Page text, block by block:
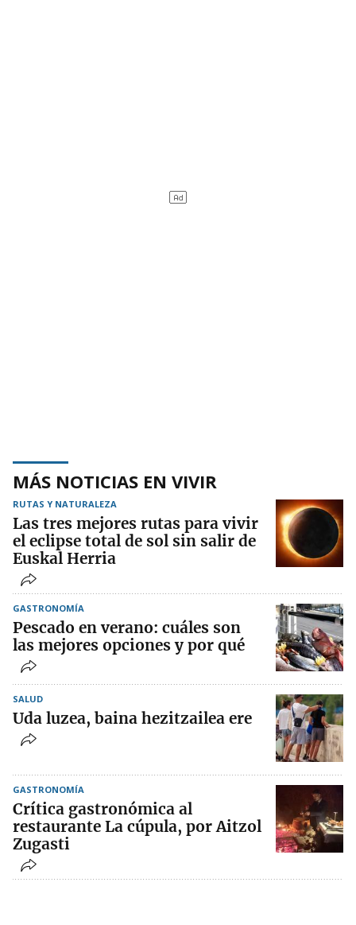
MÁS NOTICIAS EN VIVIR
RUTAS Y NATURALEZA
Las tres mejores rutas para vivir
el eclipse total de sol sin salir de
Euskal Herria
GASTRONOMÍA
Pescado en verano: cuáles son
las mejores opciones y por qué
SALUD
Uda luzea, baina hezitzailea ere
GASTRONOMÍA
Crítica gastronómica al
restaurante La cúpula, por Aitzol
Zugasti